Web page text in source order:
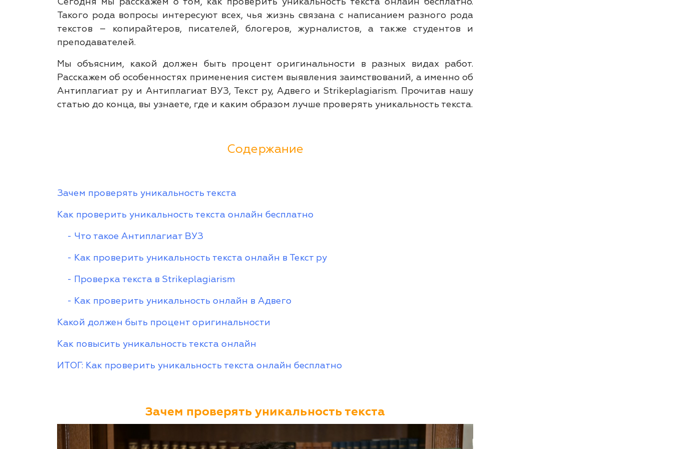
системе
Такого рода вопросы интересуют всех, чья жизнь связана с написанием разного рода
текстов – копирайтеров, писателей, блогеров, журналистов, а также студентов и
преподавателей.
Мы объясним, какой должен быть процент оригинальности в разных видах работ.
Расскажем об особенностях применения систем выявления заимствований, а именно об
Антиплагиат ру и Антиплагиат ВУЗ, Текст ру, Адвего и Strikeplagiarism. Прочитав нашу
статью до конца, вы узнаете, где и каким образом лучше проверять уникальность текста.
Содержание
Зачем проверять уникальность текста
Как проверить уникальность текста онлайн бесплатно
- Что такое Антиплагиат ВУЗ
- Как проверить уникальность текста онлайн в Текст ру
- Проверка текста в Strikeplagiarism
- Как проверить уникальность онлайн в Адвего
Какой должен быть процент оригинальности
Как повысить уникальность текста онлайн
ИТОГ: Как проверить уникальность текста онлайн бесплатно
Зачем проверять уникальность текста